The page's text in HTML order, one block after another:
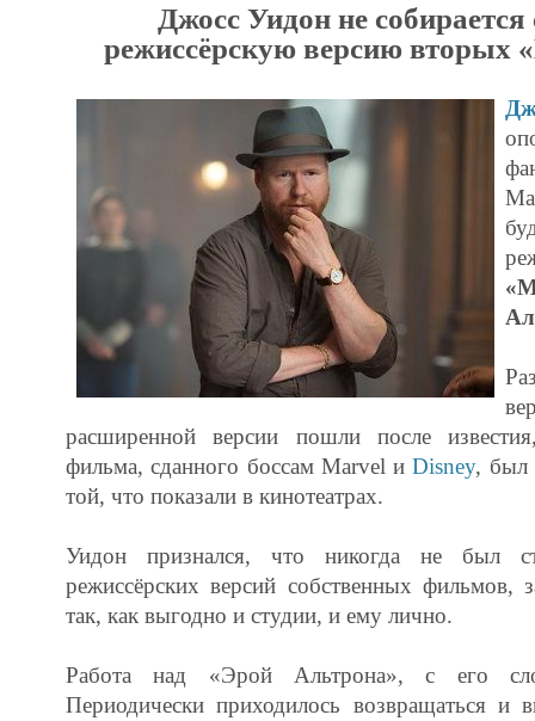
Джосс Уидон не собирается
режиссёрскую версию вторых
расширенной версии пошли после
фильма, сданного боссам Marvel иDisney, был
той, что показали в кинотеатрах.
Уидон признался, что никогда не был
режиссёрских версий собственных фильмов,
так, как выгодно и студии, и ему лично.
Работа над «Эрой Альтрона», с его
Периодически приходилось возвращаться и